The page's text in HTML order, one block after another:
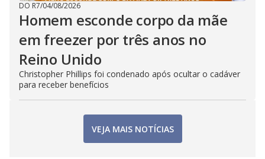
DO R7/04/08/2026
Homem esconde corpo da mãe
em freezer por três anos no
Reino Unido
Christopher Phillips foi condenado após ocultar o cadáver
para receber benefícios
VEJA MAIS NOTÍCIAS